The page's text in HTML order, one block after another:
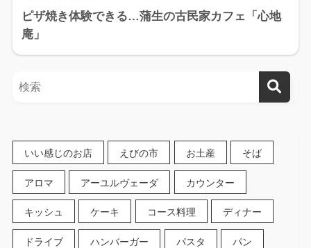
ピザ焼き体験できる…蒲生の古民家カフェ「心地
庵」
いい感じのお店 えびの市 お土産 そば
アロマ アーユルヴェーダ カウンター
キッシュ ケーキ コース料理 ディナー
ドライブ ハンバーガー パスタ パン